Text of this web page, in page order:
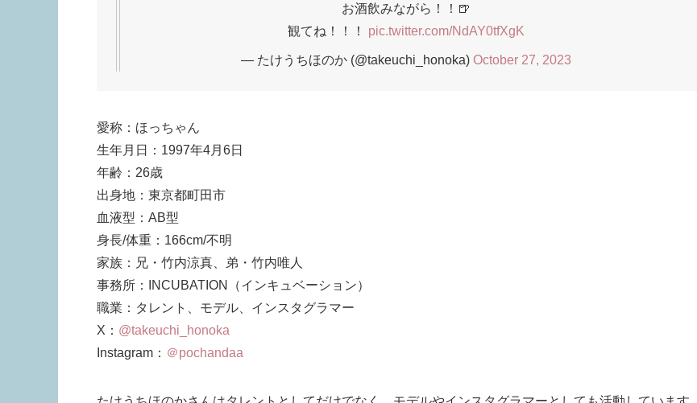
お酒飲みながら！！🍺
観てね！！！ pic.twitter.com/NdAY0tfXgK
— たけうちほのか (@takeuchi_honoka) October 27, 2023
愛称：ほっちゃん
生年月日：1997年4月6日
年齢：26歳
出身地：東京都町田市
血液型：AB型
身長/体重：166cm/不明
家族：兄・竹内涼真、弟・竹内唯人
事務所：INCUBATION（インキュベーション）
職業：タレント、モデル、インスタグラマー
X： @takeuchi_honoka
Instagram： ＠pochandaa